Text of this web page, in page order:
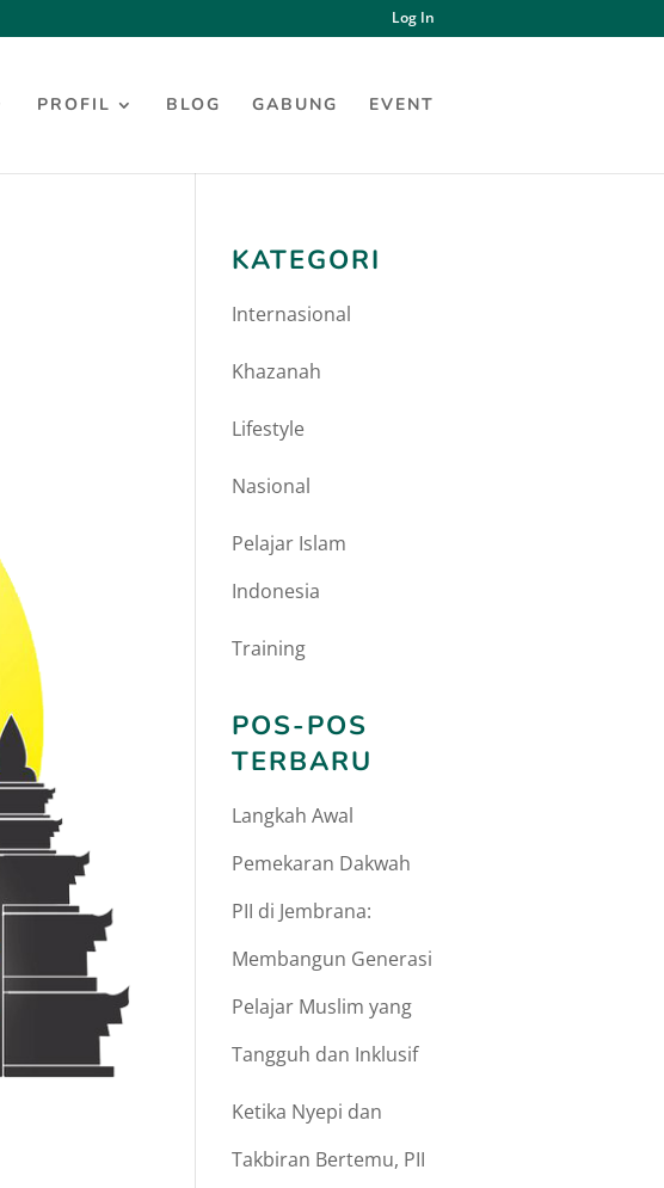
Log In
PROFIL BLOG GABUNG EVENT
KATEGORI
Internasional
Khazanah
Lifestyle
Nasional
Pelajar Islam
Indonesia
Training
POS-POS
TERBARU
Langkah Awal
Pemekaran Dakwah
PII di Jembrana:
Membangun Generasi
Pelajar Muslim yang
Tangguh dan Inklusif
Ketika Nyepi dan
Takbiran Bertemu, PII